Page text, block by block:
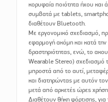
κορυφαία ποιότητα ήχου και
συμβατά με tablets,
διαθέτουν Bluetooth.
Με εργονομικό σχεδιασμό,
εφαρμογή ακόμη και κατά την
δραστηριότητας, ενώ, το
Wearable Stereo) σχεδιασμό
μπροστά από το αυτί,
και διατηρώντας με αυτόν
μετά από αρκετές ώρες
Διαθέτουν θήκη φόρτισης,